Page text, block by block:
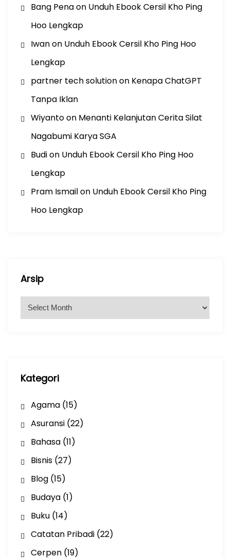
Bang Penaon Unduh Ebook Cersil Kho Ping
Hoo Lengkap
Iwanon Unduh Ebook Cersil Kho Ping Hoo
Lengkap
partner tech solutionon Kenapa ChatGPT
Tanpa Iklan
Wiyantoon Menanti Kelanjutan Cerita Silat
Nagabumi Karya SGA
Budion Unduh Ebook Cersil Kho Ping Hoo
Lengkap
Pram Ismailon Unduh Ebook Cersil Kho Ping
Hoo Lengkap
Arsip
Kategori
Agama(15)
Asuransi(22)
Bahasa(11)
Bisnis(27)
Blog(15)
Budaya(1)
Buku(14)
Catatan Pribadi(22)
Cerpen(19)